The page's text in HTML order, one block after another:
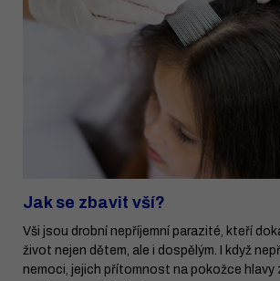
Jak se zbavit vší?
Vši jsou drobní nepříjemní parazité, kteří
život nejen dětem, ale i dospělým. I když
nemoci, jejich přítomnost na pokožce hlavy